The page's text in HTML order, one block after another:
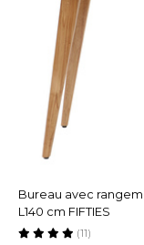
Bureau avec
L140 cm FIFTIES
(11)